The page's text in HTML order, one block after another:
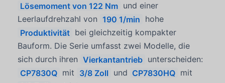
Lösemoment von 122 Nm und einer
Leerlaufdrehzahl von 190 1/min hohe
Produktivität bei gleichzeitig kompakter
Bauform. Die Serie umfasst zwei Modelle, die
sich durch ihren Vierkantantrieb unterscheiden:
CP7830Q mit 3/8 Zoll und CP7830HQ mit